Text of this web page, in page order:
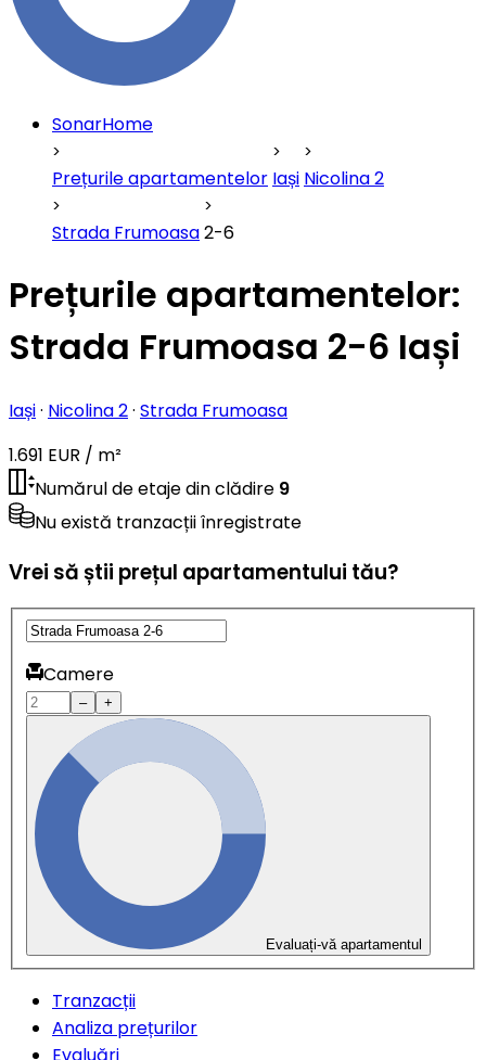
SonarHome
Prețurile apartamentelor Iași Nicolina 2
Strada Frumoasa2-6
Prețurile apartamentelor:
Strada Frumoasa 2-6 Iași
Iași· Nicolina 2· Strada Frumoasa
1.691 EUR / m²
Numărul de etaje din clădire 9
Nu există tranzacții înregistrate
Vrei să știi prețul apartamentului tău?
Camere
– +
Evaluați-vă apartamentul
Tranzacții
Analiza prețurilor